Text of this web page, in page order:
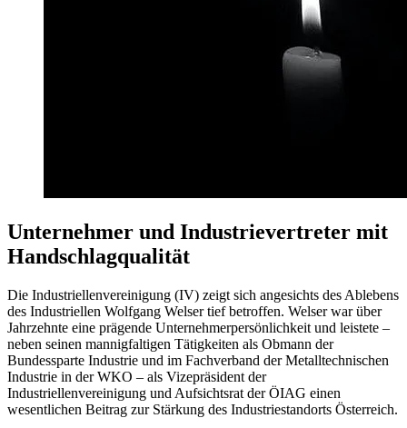
Unternehmer und Industrievertreter mit
Handschlagqualität
Die Industriellenvereinigung (IV) zeigt sich angesichts des Ablebens
des Industriellen Wolfgang Welser tief betroffen. Welser war über
Jahrzehnte eine prägende Unternehmerpersönlichkeit und leistete –
neben seinen mannigfaltigen Tätigkeiten als Obmann der
Bundessparte Industrie und im Fachverband der Metalltechnischen
Industrie in der WKO – als Vizepräsident der
Industriellenvereinigung und Aufsichtsrat der ÖIAG einen
wesentlichen Beitrag zur Stärkung des Industriestandorts Österreich.